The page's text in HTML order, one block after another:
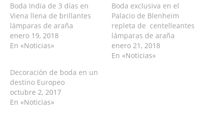
Boda India de 3 días en
Viena llena de brillantes
lámparas de araña
enero 19, 2018
En «Noticias»
Boda exclusiva en el
Palacio de Blenheim
repleta de centelleantes
lámparas de araña
enero 21, 2018
En «Noticias»
Decoración de boda en un
destino Europeo
octubre 2, 2017
En «Noticias»